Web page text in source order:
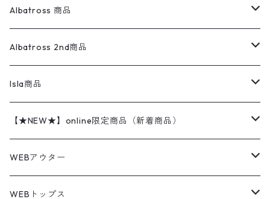
レザー
テーラードジャケット
ボアジャケット
その他
イージーパンツ
ビンテージ
カーハート
ディッキーズ
ダウンジャケット
レザージャケット
Otherジャケット
ワークシャツ
ウールセーター
オーバーオール・つなぎ
ショーツ
Otherパンツ
ジャケット
スカート
パンツ(w30以下)
ワンピース
長袖
半袖
23.5cm
24cm
24.5cm
25cm
25.5cm
26cm
Tee
Shirts
S/S Shirts
L/S Shirts
Sweat Shirts
REVERSE WEAVE
Sweater
Fleece
Other Tops
アウター
ハンティングジャケット
アウトドアジャケット
長袖シャツ
アウトドアシャツ
ブランドシャツ
半袖シャツ
アウトドアシャツ
ブランドシャツ
スウェット シャツ
ブランドスウェット
プリントスウェット
パンツ
リーバイス501 505
Tシャツ
Albatross 商品
Vintage sweater
Outer
Sailing Jacket
Swingtop
Other Tops
Fleece tops
Knit
Sweat Shirts
Hoodie
Albatross 2nd商品
70sアイテム
Marlboro
GAP
アウター
Isla商品
2点セットコーデ
Sweat Shirts
Knit
【★NEW★】online限定商品（新着商品）
8月NEWアイテム（2026）
トップス
7月NEWアイテム（2026）
WEBアウター
ジャケット
WEBトップス